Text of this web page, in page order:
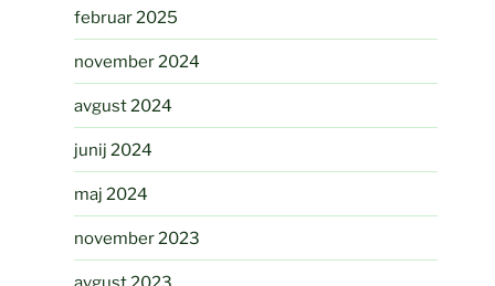
februar 2025
november 2024
avgust 2024
junij 2024
maj 2024
november 2023